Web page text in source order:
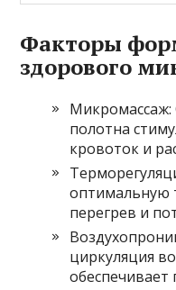
Факторы
здорового
Микромассаж:
полотна
кровоток и
оптимальную
перегрев и
циркуляция
обеспечивает